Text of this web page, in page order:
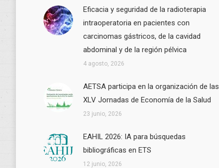
Eficacia y seguridad de la radioterapia
intraoperatoria en pacientes con
carcinomas gástricos, de la cavidad
abdominal y de la región pélvica
4 agosto, 2026
AETSA participa en la organización de las
XLV Jornadas de Economía de la Salud
23 junio, 2026
EAHIL 2026: IA para búsquedas
bibliográficas en ETS
12 junio, 2026